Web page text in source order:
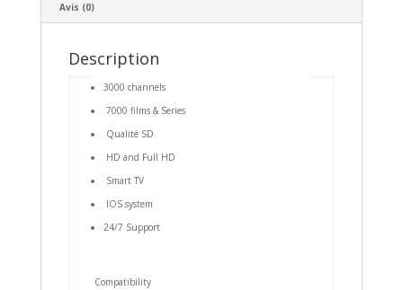
Avis (0)
Description
3000 channels
7000 films & Series
Qualité SD
HD and Full HD
Smart TV
IOS system
24/7 Support
Compatibility